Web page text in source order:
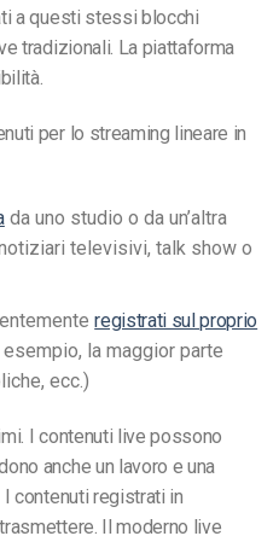
a questi stessi blocchi
tradizionali. La piattaforma
per lo streaming lineare in
da uno studio o da un’altra
televisivi, talk show o
registrati sul proprio
la maggior parte
ecc.)
I contenuti live possono
anche un lavoro e una
contenuti registrati in
Il moderno live